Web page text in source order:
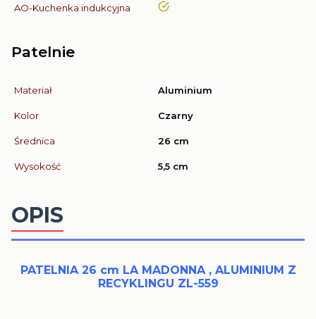
AO-Kuchenka indukcyjna tak
Patelnie
Materiał Aluminium
Kolor Czarny
Średnica 26 cm
Wysokość 5,5 cm
OPIS
PATELNIA 26 cm LA MADONNA , ALUMINIUM Z
RECYKLINGU ZL-559